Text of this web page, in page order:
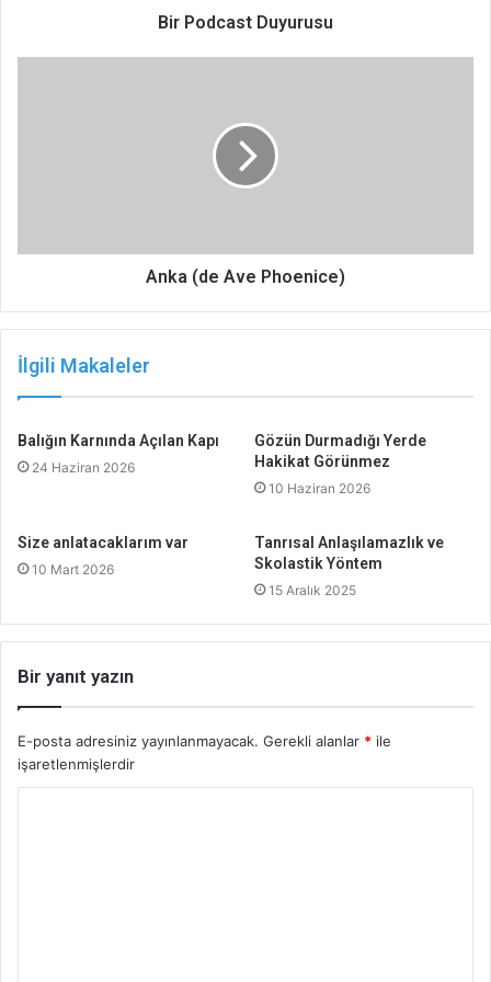
Bir Podcast Duyurusu
Anka (de Ave Phoenice)
İlgili Makaleler
Balığın Karnında Açılan Kapı
24 Haziran 2026
Gözün Durmadığı Yerde
Hakikat Görünmez
10 Haziran 2026
Size anlatacaklarım var
10 Mart 2026
Tanrısal Anlaşılamazlık ve
Skolastik Yöntem
15 Aralık 2025
Bir yanıt yazın
E-posta adresiniz yayınlanmayacak. Gerekli alanlar * ile
işaretlenmişlerdir